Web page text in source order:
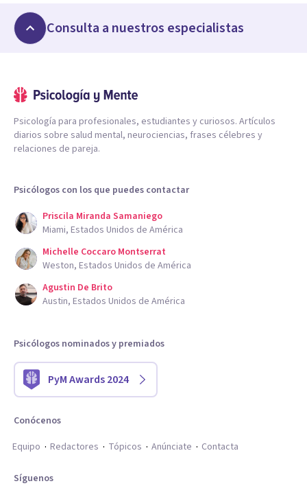
Consulta a nuestros especialistas
Psicología para profesionales, estudiantes y curiosos. Artículos
diarios sobre salud mental, neurociencias, frases célebres y
relaciones de pareja.
Psicólogos con los que puedes contactar
Priscila Miranda Samaniego
Miami, Estados Unidos de América
Michelle Coccaro Montserrat
Weston, Estados Unidos de América
Agustin De Brito
Austin, Estados Unidos de América
Psicólogos nominados y premiados
PyM Awards 2024
Conócenos
Equipo
Redactores Tópicos Anúnciate Contacta
Síguenos